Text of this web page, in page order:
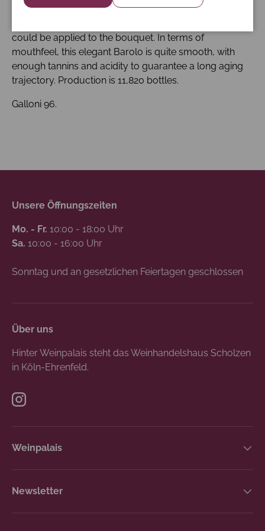
metal. The wine does not shy back in term of
could be applied to the bouquet. In terms of
mouthfeel, this elegant Barolo is quite smooth, with
enough tannins and acidity to guarantee a long aging
trajectory. Production is 11,820 bottles.
Galloni 96.
Unsere Öffnungszeiten
Mo. - Fr. 10:00 - 18:00 Uhr
Sa. 10:00 - 16:00 Uhr
Sonntag und an gesetzlichen Feiertagen geschlossen
Über uns
Hinter Weinpalais steht das Weinhandelshaus Scholzen
in Köln-Ehrenfeld.
Instagram
Weinpalais
Newsletter